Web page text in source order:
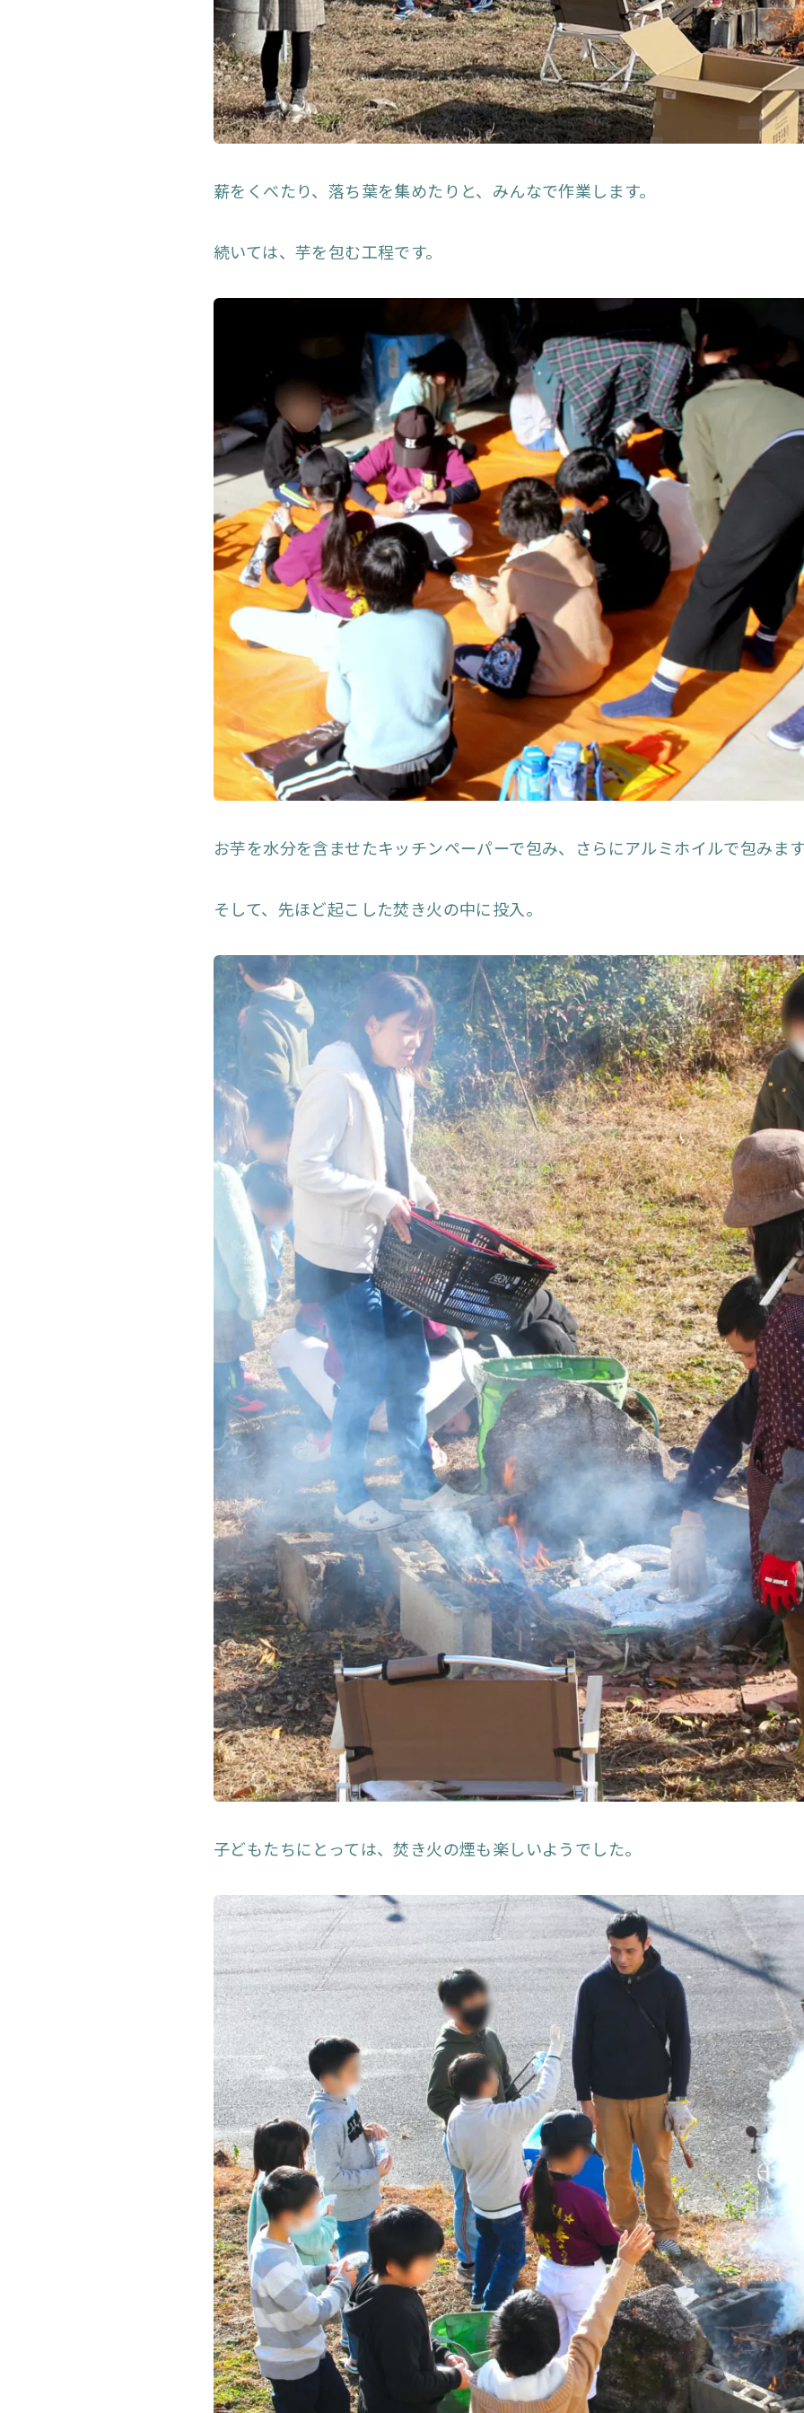
薪をくべたり、落ち葉を集めたりと、みんなで作業します。
続いては、芋を包む工程です。
お芋を水分を含ませたキッチンペーパーで包み、さらにアルミホイルで包みま
そして、先ほど起こした焚き火の中に投入。
子どもたちにとっては、焚き火の煙も楽しいようでした。